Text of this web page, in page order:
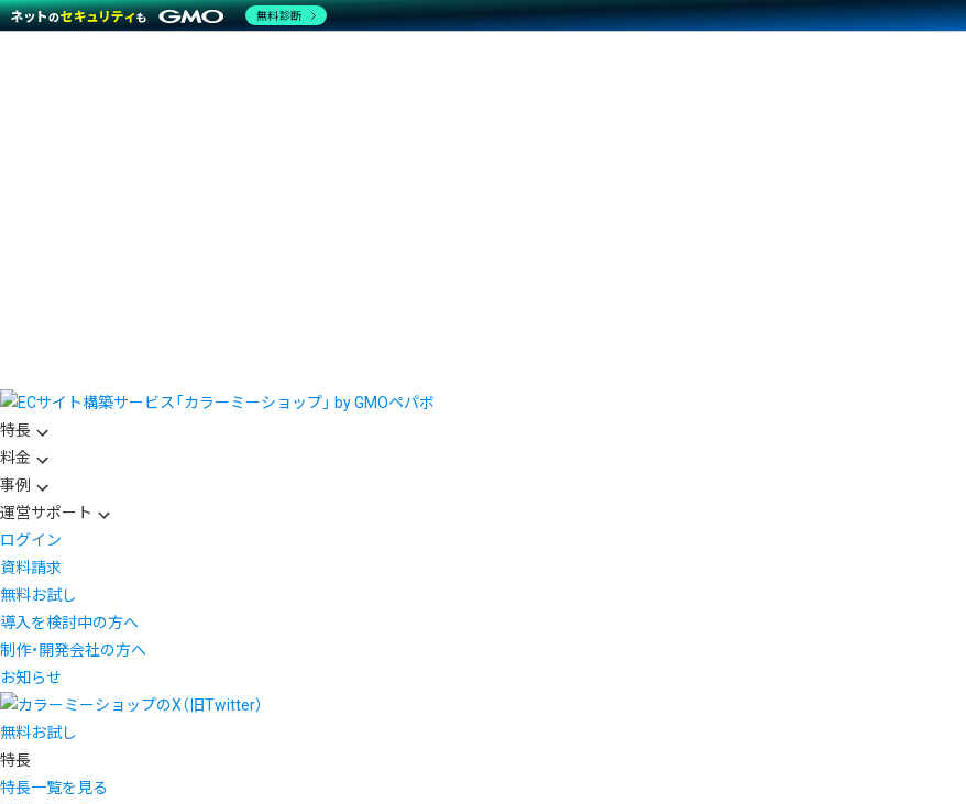
特長
料金
事例
運営サポート
ログイン
資料請求
無料お試し
導入を検討中の方へ
制作・開発会社の方へ
お知らせ
無料お試し
特長
特長一覧を見る
無料診断